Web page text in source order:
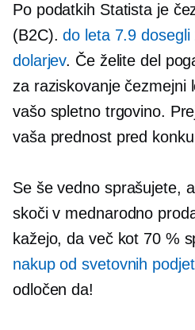
Po podatkih Statista je
(B2C).do leta 7.9 dosegli
dolarjev. Če želite del
za raziskovanječezmejni
vašo spletno trgovino.
vaša prednost pred
Se še vedno sprašujete,
skoči v mednarodno
kažejo, da več kot 70 %
nakup od svetovnih
odločen da!